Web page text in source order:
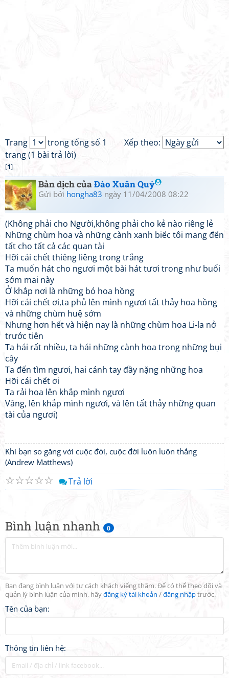
Bình luận nhanh 0
Bạn đang bình luận với tư cách khách viếng thăm. Để có thể theo dõi và
quản lý bình luận của mình, hãyđăng ký tài khoản /đăng nhậptrước.
Tên của bạn:
Thông tin liên hệ:
Xếp theo:
Trang
trong tổng số 1
trang (1 bài trả lời)
[1]
Bản dịch củaĐào Xuân Quý
Gửi bởi hongha83 ngày 11/04/2008 08:22
(Không phải cho Người,không phải cho kẻ nào riêng lẻ
Những chùm hoa và những cành xanh biếc tôi mang đến
tất cho tất cả các quan tài
Hỡi cái chết thiêng liêng trong trắng
Ta muốn hát cho ngươi một bài hát tươi trong như buổi
sớm mai này
Ở khắp nơi là những bó hoa hồng
Hỡi cái chết ơi,ta phủ lên mình ngươi tất thảy hoa hồng
và những chùm huệ sớm
Nhưng hơn hết và hiện nay là những chùm hoa Li-la nở
trước tiên
Ta hái rất nhiều, ta hái những cành hoa trong những bụi
cây
Ta đến tìm ngươi, hai cánh tay đầy nặng những hoa
Hỡi cái chết ơi
Ta rải hoa lên khắp mình ngươi
Vâng, lên khắp mình ngươi, và lên tất thảy những quan
tài của ngươi)
Khi bạn so găng với cuộc đời, cuộc đời luôn luôn thắng
(Andrew Matthews)
☆
☆
☆
☆
☆ Trả lời